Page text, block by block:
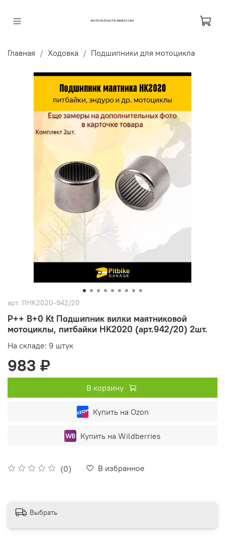
МОТОЗАПЧАСТИ MKROSS.RU
Главная Ходовка Подшипники для мотоцикла
арт. 11HK2020-942/20
P++ B+0 Kt Подшипник вилки маятниковой
мотоциклы, питбайки HK2020 (арт.942/20) 2шт.
(0) В избранное
На складе: 9 штук
983 ₽
В корзину
Купить на Ozon
Купить на Wildberries
Выбрать